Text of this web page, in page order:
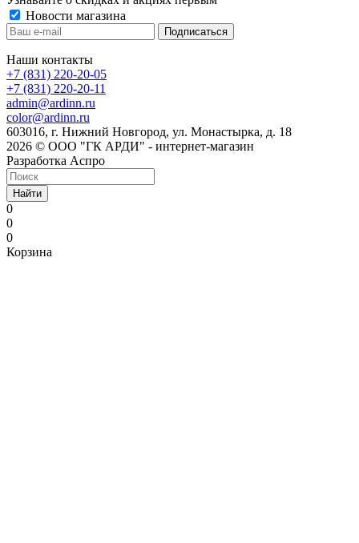
Новости магазина
Наши контакты
+7 (831) 220-20-05
+7 (831) 220-20-11
admin@ardinn.ru
color@ardinn.ru
603016, г. Нижний Новгород, ул. Монастырка, д. 18
2026 © ООО "ГК АРДИ" - интернет-магазин
Разработка Аспро
Найти
0
0
0
Корзина